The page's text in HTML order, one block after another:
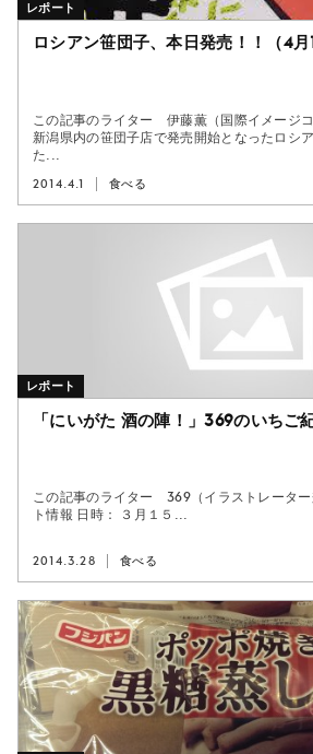
ロシアン笹団子、本日発売！！（4月1
この記事のライター 伊藤薫（国際イメージコ
新潟県内の笹団子店で発売開始となったロシ
た...
2014.4.1 食べる
レポート
「にいがた 酒の陣！」369のいちご
この記事のライター 369（イラストレー
ト情報 日時： ３月１５...
2014.3.28 食べる
レポート